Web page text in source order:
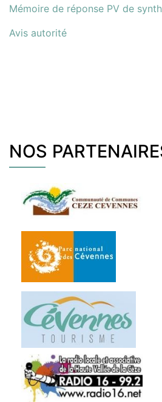
Mémoire de réponse PV de
Avis autorité
NOS